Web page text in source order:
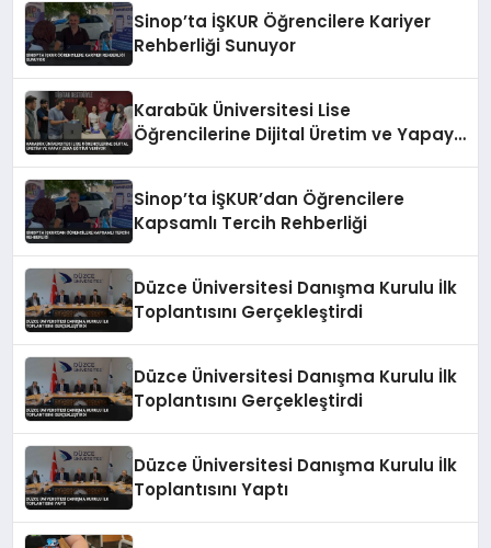
Sinop’ta İŞKUR Öğrencilere Kariyer
Rehberliği Sunuyor
Karabük Üniversitesi Lise
Öğrencilerine Dijital Üretim ve Yapay
Sinop’ta İŞKUR’dan Öğrencilere
Kapsamlı Tercih Rehberliği
Düzce Üniversitesi Danışma Kurulu İlk
Toplantısını Gerçekleştirdi
Düzce Üniversitesi Danışma Kurulu İlk
Toplantısını Gerçekleştirdi
Düzce Üniversitesi Danışma Kurulu İlk
Toplantısını Yaptı